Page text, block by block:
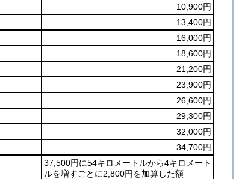
10,900円
13,400円
16,000円
18,600円
21,200円
23,900円
26,600円
29,300円
32,000円
34,700円
37,500円に54キロメートルから4キロメート
ルを増すごとに2,800円を加算した額